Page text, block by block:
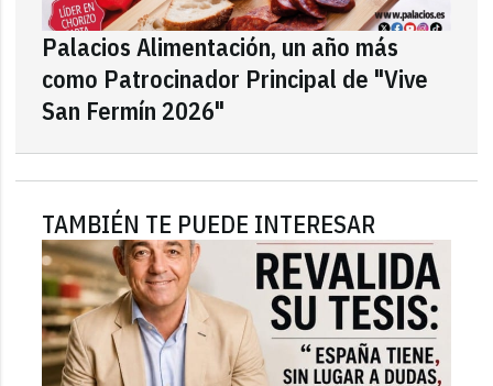
Palacios Alimentación, un año más
como Patrocinador Principal de "Vive
San Fermín 2026"
TAMBIÉN TE PUEDE INTERESAR